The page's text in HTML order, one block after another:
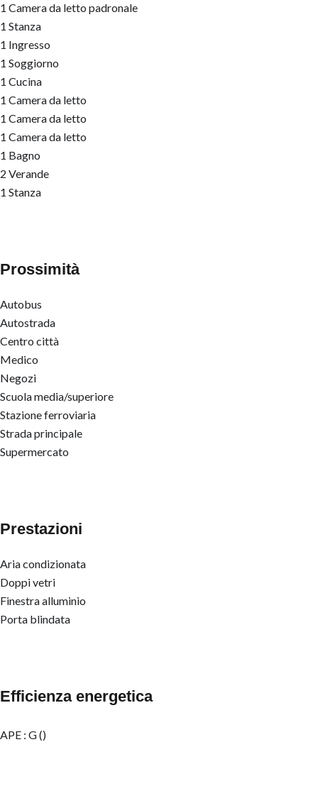
1 Camera da letto padronale
1 Stanza
1 Ingresso
1 Soggiorno
1 Cucina
1 Camera da letto
1 Camera da letto
1 Camera da letto
1 Bagno
2 Verande
1 Stanza
Prossimità
Autobus
Autostrada
Centro città
Medico
Negozi
Scuola media/superiore
Stazione ferroviaria
Strada principale
Supermercato
Prestazioni
Aria condizionata
Doppi vetri
Finestra alluminio
Porta blindata
Efficienza energetica
APE : G ()